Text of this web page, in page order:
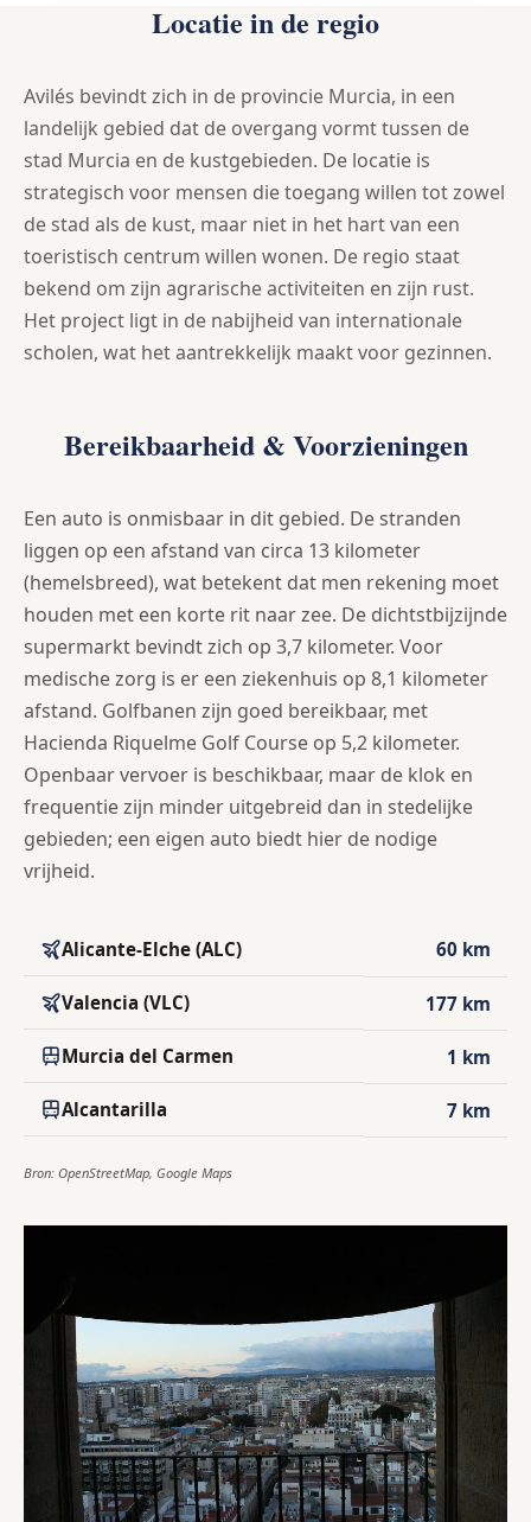
Locatie in de regio
Avilés bevindt zich in de provincie Murcia, in een
landelijk gebied dat de overgang vormt tussen de
stad Murcia en de kustgebieden. De locatie is
strategisch voor mensen die toegang willen tot zowel
de stad als de kust, maar niet in het hart van een
toeristisch centrum willen wonen. De regio staat
bekend om zijn agrarische activiteiten en zijn rust.
Het project ligt in de nabijheid van internationale
scholen, wat het aantrekkelijk maakt voor gezinnen.
Bereikbaarheid & Voorzieningen
Een auto is onmisbaar in dit gebied. De stranden
liggen op een afstand van circa 13 kilometer
(hemelsbreed), wat betekent dat men rekening moet
houden met een korte rit naar zee. De dichtstbijzijnde
supermarkt bevindt zich op 3,7 kilometer. Voor
medische zorg is er een ziekenhuis op 8,1 kilometer
afstand. Golfbanen zijn goed bereikbaar, met
Hacienda Riquelme Golf Course op 5,2 kilometer.
Openbaar vervoer is beschikbaar, maar de klok en
frequentie zijn minder uitgebreid dan in stedelijke
gebieden; een eigen auto biedt hier de nodige
vrijheid.
Alicante-Elche (ALC) 60 km
Valencia (VLC) 177 km
Murcia del Carmen 1 km
Alcantarilla 7 km
Bron: OpenStreetMap, Google Maps